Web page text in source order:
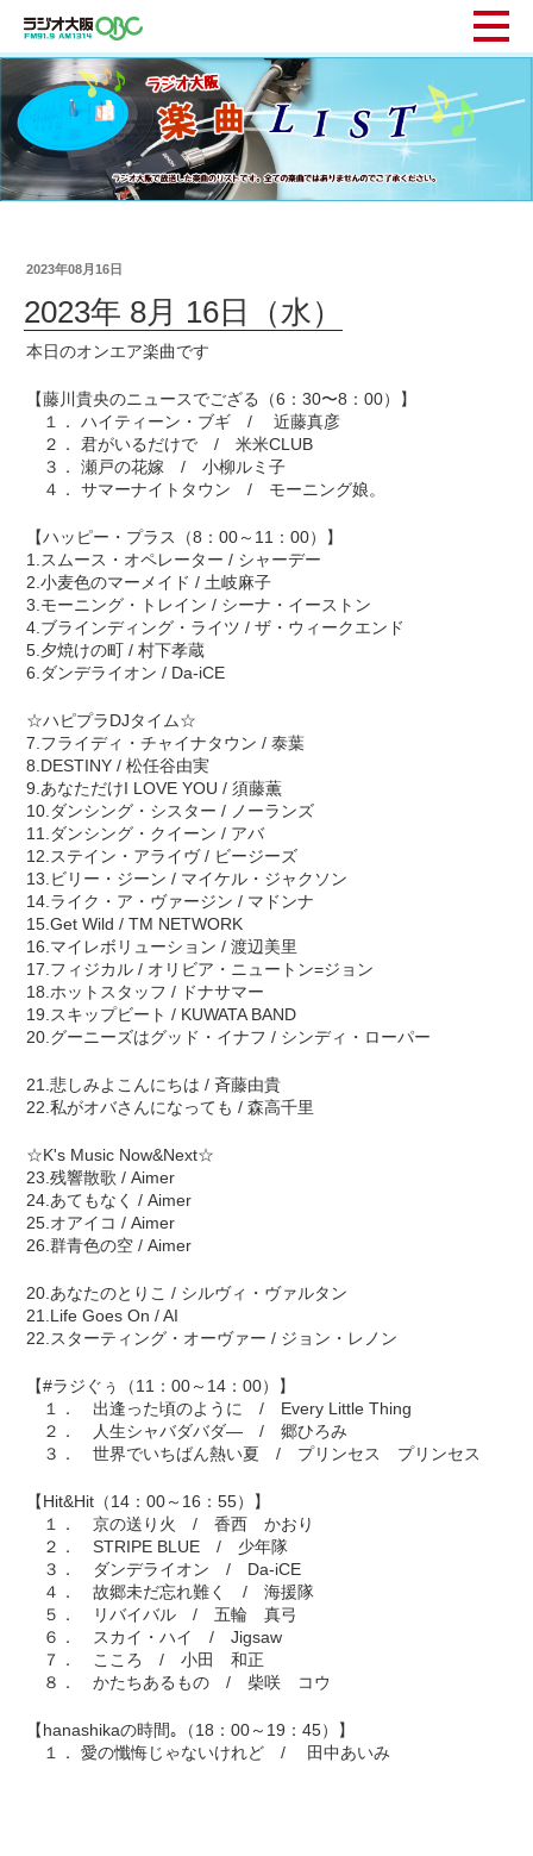
2023年08月16日
2023年 8月 16日（水）
本日のオンエア楽曲です
【藤川貴央のニュースでござる（6：30〜8：00）】
１． ハイティーン・ブギ / 近藤真彦
２． 君がいるだけで / 米米CLUB
３． 瀬戸の花嫁 / 小柳ルミ子
４． サマーナイトタウン‎ / モーニング娘。
【ハッピー・プラス（8：00～11：00）】
1.スムース・オペレーター / シャーデー
2.小麦色のマーメイド / 土岐麻子
3.モーニング・トレイン / シーナ・イーストン
4.ブラインディング・ライツ / ザ・ウィークエンド
5.夕焼けの町 / 村下孝蔵
6.ダンデライオン / Da-iCE
☆ハピプラDJタイム☆
7.フライディ・チャイナタウン / 泰葉
8.DESTINY / 松任谷由実
9.あなただけI LOVE YOU / 須藤薫
10.ダンシング・シスター / ノーランズ
11.ダンシング・クイーン / アバ
12.ステイン・アライヴ / ビージーズ
13.ビリー・ジーン / マイケル・ジャクソン
14.ライク・ア・ヴァージン / マドンナ
15.Get Wild / TM NETWORK
16.マイレボリューション / 渡辺美里
17.フィジカル / オリビア・ニュートン=ジョン
18.ホットスタッフ / ドナサマー
19.スキップビート / KUWATA BAND
20.グーニーズはグッド・イナフ / シンディ・ローパー
21.悲しみよこんにちは / 斉藤由貴
22.私がオバさんになっても / 森高千里
☆K's Music Now&Next☆
23.残響散歌 / Aimer
24.あてもなく / Aimer
25.オアイコ / Aimer
26.群青色の空 / Aimer
20.あなたのとりこ / シルヴィ・ヴァルタン
21.Life Goes On / AI
22.スターティング・オーヴァー / ジョン・レノン
【#ラジぐぅ（11：00～14：00）】
１． 出逢った頃のように / Every Little Thing
２． 人生シャバダバダ― / 郷ひろみ
３． 世界でいちばん熱い夏 / プリンセス プリンセス
【Hit&Hit（14：00～16：55）】
１． 京の送り火 / 香西 かおり
２． STRIPE BLUE / 少年隊
３． ダンデライオン / Da-iCE
４． 故郷未だ忘れ難く / 海援隊
５． リバイバル / 五輪 真弓
６． スカイ・ハイ / Jigsaw
７． こころ / 小田 和正
８． かたちあるもの / 柴咲 コウ
【hanashikaの時間｡（18：00～19：45）】
１． 愛の懺悔じゃないけれど / 田中あいみ